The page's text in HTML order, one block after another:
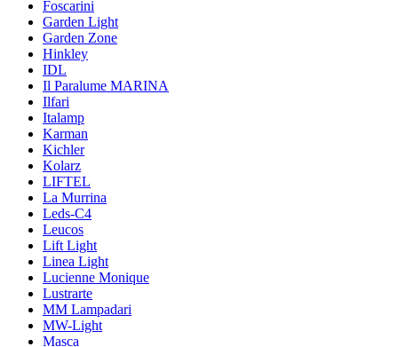
Foscarini
Garden Light
Garden Zone
Hinkley
IDL
Il Paralume MARINA
Ilfari
Italamp
Karman
Kichler
Kolarz
LIFTEL
La Murrina
Leds-C4
Leucos
Lift Light
Linea Light
Lucienne Monique
Lustrarte
MM Lampadari
MW-Light
Masca